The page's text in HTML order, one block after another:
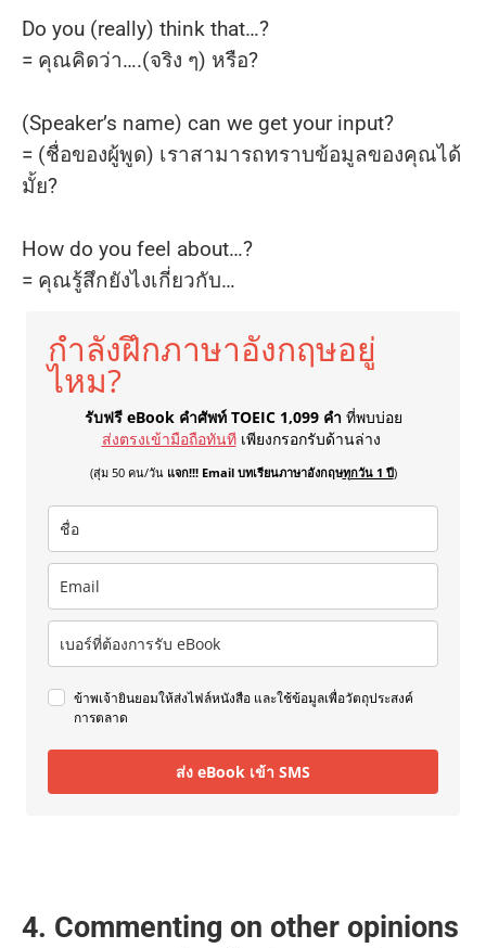
Do you (really) think that…?
= คุณคิดว่า….(จริง ๆ) หรือ?
(Speaker’s name) can we get your input?
= (ชื่อของผู้พูด) เราสามารถทราบข้อมูลของคุณได้
มั้ย?
How do you feel about…?
= คุณรู้สึกยังไงเกี่ยวกับ…
กำลังฝึกภาษาอังกฤษอยู่
ไหม?
รับฟรี eBook คำศัพท์ TOEIC 1,099 คำ ที่พบบ่อย
ส่งตรงเข้ามือถือทันที เพียงกรอกรับด้านล่าง
(สุ่ม 50 คน/วัน แจก!!! Email บทเรียนภาษาอังกฤษทุกวัน 1 ปี)
ข้าพเจ้ายินยอมให้ส่งไฟล์หนังสือ และใช้ข้อมูลเพื่อวัตถุประสงค์
การตลาด
ส่ง eBook เข้า SMS
4. Commenting on other opinions